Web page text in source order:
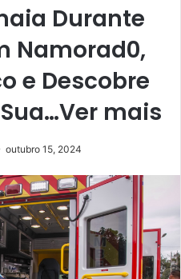
Durante
Namorad0,
e Descobre
mais
outubro 15, 2024